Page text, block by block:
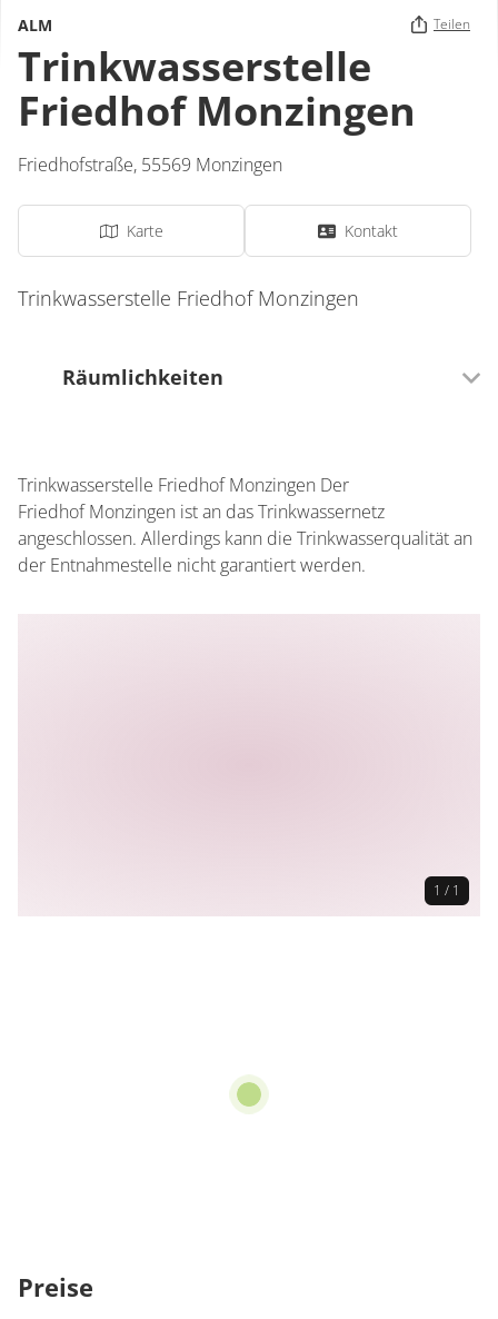
ALM Teilen
Trinkwasserstelle
Friedhof Monzingen
Friedhofstraße, 55569 Monzingen
Karte Kontakt
Trinkwasserstelle Friedhof Monzingen
Räumlichkeiten
0 Sitzplätze (außen)
Trinkwasserstelle Friedhof Monzingen Der
Friedhof Monzingen ist an das Trinkwassernetz
angeschlossen. Allerdings kann die Trinkwasserqualität an
der Entnahmestelle nicht garantiert werden.
1 / 1
Preise